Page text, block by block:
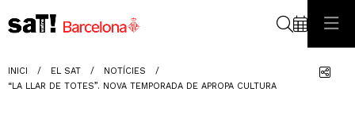
INICI EL SAT
NOTÍCIES
“LA LLAR DE TOTES”. NOVA TEMPORADA DE APROPA CULTURA